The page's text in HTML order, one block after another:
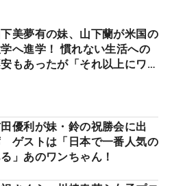
美夢有の妹、山下蘭が米国の
へ進学！ 慣れない生活への
もあったが「それ以上にワク
優利が妹・鈴の祝勝会に出
ゲストは「日本で一番人気の
」あのワンちゃん！